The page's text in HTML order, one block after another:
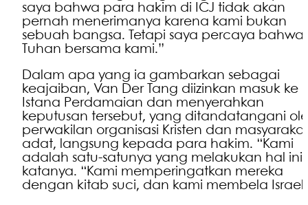
saya bahwa para hakim di ICJ tidak akan
pernah menerimanya karena kami bukan
sebuah bangsa. Tetapi saya percaya bahwa
Tuhan bersama kami.”
Dalam apa yang ia gambarkan sebagai
keajaiban, Van Der Tang diizinkan masuk ke
Istana Perdamaian dan menyerahkan
keputusan tersebut, yang ditandatangani
perwakilan organisasi Kristen dan
adat, langsung kepada para hakim. “Kami
adalah satu-satunya yang melakukan hal
katanya. “Kami memperingatkan mereka
dengan kitab suci, dan kami membela